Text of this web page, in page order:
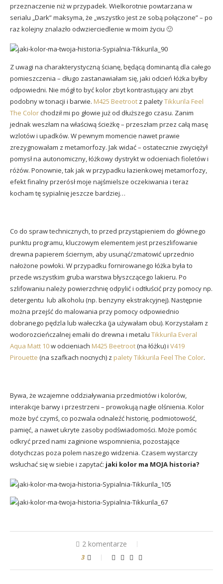
przeznaczenie niż w przypadek. Wielkorotnie powtarzana w
serialu „Dark” maksyma, że „wszystko jest ze sobą połączone” – po
raz kolejny znalazło odwzierciedlenie w moim życiu 🙂
Z uwagi na charakterystyczną ścianę, będącą dominantą dla całego
pomieszczenia – długo zastanawiałam się, jaki odcień łóżka byłby
odpowiedni. Nie mógł to być kolor zbyt kontrastujący ani zbyt
podobny w tonacji i barwie. M425 Beetroot z paletyTikkurila Feel
The Colorchodził mi po głowie już od dłuższego czasu. Zanim
jednak weszłam na właściwą ścieżkę – przeszłam przez całą masę
wzlotów i upadków. W pewnym momencie nawet prawie
zrezygnowałam z metamorfozy. Jak widać – ostatecznie zwyciężył
pomysł na autonomiczny, łóżkowy dystrykt w odcieniach fioletów i
różów. Ponownie, tak jak w przypadku łazienkowej metamorfozy,
efekt finalny przerósł moje najśmielsze oczekiwania i teraz
kocham tę sypialnię jeszcze bardziej…
Co do spraw technicznych, to przed przystąpieniem do głównego
punktu programu, kluczowym elementem jest przeszlifowanie
drewna papierem ściernym, aby usunąć/zmatowić uprzednio
nałożone powłoki. W przypadku fornirowanego łóżka była to
przede wszystkim gruba warstwa błyszczącego lakieru. Po
szlifowaniu należy powierzchnię odpylić i odtłuścić przy pomocy np.
detergentu lub alkoholu (np. benzyny ekstrakcyjnej). Następnie
można przejść do malowania przy pomocy odpowiednio
dobranego pędzla lub wałeczka (ja używałam obu). Korzystałam z
wodorozcieńczalnej emalii do drewna i metalu Tikkurila Everal
Aqua Matt 10w odcieniach M425 Beetroot(na łóżku) i V419
Pirouette (na szafkach nocnych) z palety Tikkurila Feel The Color.
Bywa, że wzajemne oddziaływania przedmiotów i kolorów,
interakcje barwy i przestrzeni – prowokują nagłe olśnienia. Kolor
może być czymś, co pozwala odnaleźć historię, podmiotowość,
pamięć, a nawet ukryte zasoby podświadomości. Może pomóc
odkryć przed nami zaginione wspomnienia, pozostające
dotychczas poza polem naszego widzenia. Czasem wystarczy
wsłuchać się w siebie i zapytać: jaki kolor ma MOJA historia?
2 komentarze
3